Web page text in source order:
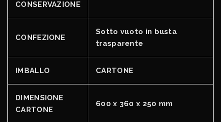
CONSERVAZIONE
CONFEZIONE
Sotto vuoto in busta
trasparente
IMBALLO CARTONE
DIMENSIONE
CARTONE
600 x 360 x 250 mm